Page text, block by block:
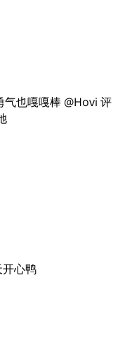
气也嘎嘎棒 @Hovi 评
开心鸭